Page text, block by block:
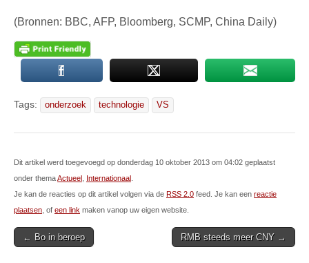
(Bronnen: BBC, AFP, Bloomberg, SCMP, China Daily)
Tags: onderzoek technologie VS
Dit artikel werd toegevoegd op donderdag 10 oktober 2013 om 04:02 geplaatst
onder themaActueel Internationaal
Je kan de reacties op dit artikel volgen via de RSS 2.0 feed. Je kan een reactie
plaatsen , of een link maken vanop uw eigen website.
Post
← Bo in beroep RMB steeds meer CNY →